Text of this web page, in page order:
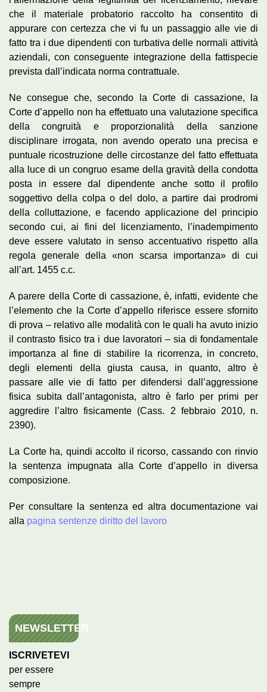
che il materiale probatorio raccolto ha consentito di
appurare con certezza che vi fu un passaggio alle vie di
fatto tra i due dipendenti con turbativa delle normali attività
aziendali, con conseguente integrazione della fattispecie
prevista dall’indicata norma contrattuale.
Ne consegue che, secondo la Corte di cassazione, la
Corte d’appello non ha effettuato una valutazione specifica
della congruità e proporzionalità della sanzione
disciplinare irrogata, non avendo operato una precisa e
puntuale ricostruzione delle circostanze del fatto effettuata
alla luce di un congruo esame della gravità della condotta
posta in essere dal dipendente anche sotto il profilo
soggettivo della colpa o del dolo, a partire dai prodromi
della colluttazione, e facendo applicazione del principio
secondo cui, ai fini del licenziamento, l’inadempimento
deve essere valutato in senso accentuativo rispetto alla
regola generale della «non scarsa importanza» di cui
all’art. 1455 c.c.
A parere della Corte di cassazione, è, infatti, evidente che
l’elemento che la Corte d’appello riferisce essere sfornito
di prova – relativo alle modalità con le quali ha avuto inizio
il contrasto fisico tra i due lavoratori – sia di fondamentale
importanza al fine di stabilire la ricorrenza, in concreto,
degli elementi della giusta causa, in quanto, altro è
passare alle vie di fatto per difendersi dall’aggressione
fisica subita dall’antagonista, altro è farlo per primi per
aggredire l’altro fisicamente (Cass. 2 febbraio 2010, n.
2390).
La Corte ha, quindi accolto il ricorso, cassando con rinvio
la sentenza impugnata alla Corte d’appello in diversa
composizione.
Per consultare la sentenza ed altra documentazione vai
alla pagina sentenze diritto del lavoro
NEWSLETTER
ISCRIVETEVI
per essere
sempre